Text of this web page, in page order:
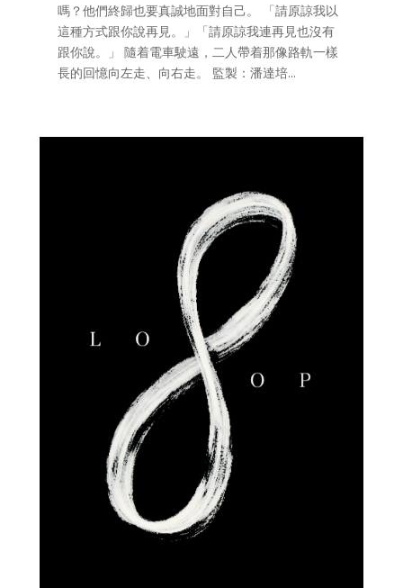
嗎？他們終歸也要真誠地面對自己。 「請原諒我以
這種方式跟你說再見。」「請原諒我連再見也沒有
跟你說。」 隨着電車駛遠，二人帶着那像路軌一樣
長的回憶向左走、向右走。 監製：潘達培...